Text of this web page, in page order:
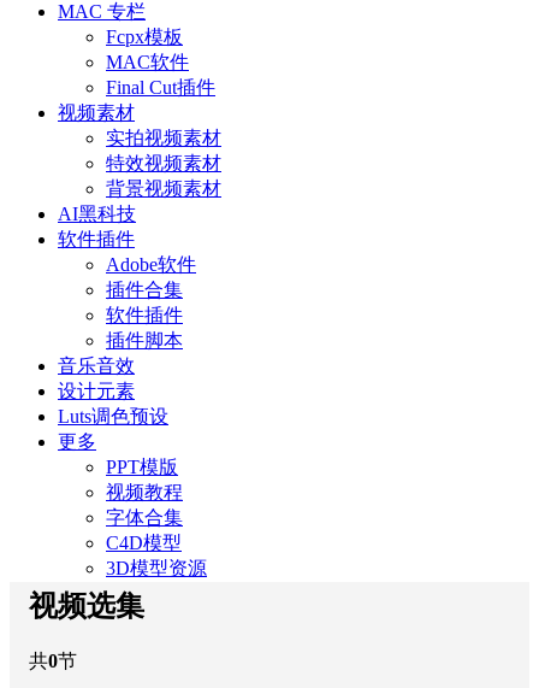
MAC 专栏
Fcpx模板
MAC软件
Final Cut插件
视频素材
实拍视频素材
特效视频素材
背景视频素材
AI黑科技
软件插件
Adobe软件
插件合集
软件插件
插件脚本
音乐音效
设计元素
Luts调色预设
更多
PPT模版
视频教程
字体合集
C4D模型
3D模型资源
视频选集
共0节